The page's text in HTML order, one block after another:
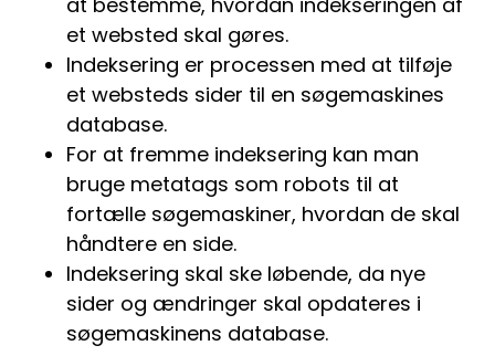
et websted skal gøres.
Indeksering er processen med at tilføje
et websteds sider til en søgemaskines
database.
For at fremme indeksering kan man
bruge metatags som robots til at
fortælle søgemaskiner, hvordan de skal
håndtere en side.
Indeksering skal ske løbende, da nye
sider og ændringer skal opdateres i
søgemaskinens database.